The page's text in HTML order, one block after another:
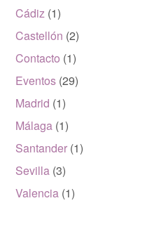
Cádiz (1)
Castellón (2)
Contacto (1)
Eventos (29)
Madrid (1)
Málaga (1)
Santander (1)
Sevilla (3)
Valencia (1)